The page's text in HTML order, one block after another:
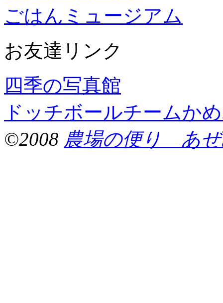
ごはんミュージアム
お友達リンク
四季の写真館
ドッチボールチームか
©2008 農場の便り あぜ